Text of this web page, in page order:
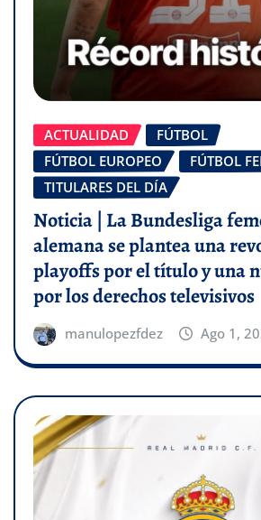
ACTUALIDAD
FÚTBOL
FÚTBOL EUROPEO
FÚTBOL
TITULARES DEL DÍA
Noticia | La Bundesliga
alemana se plantea una
playoffs por el título y una
por los derechos televisivos
manulopezfdez Ago 1,